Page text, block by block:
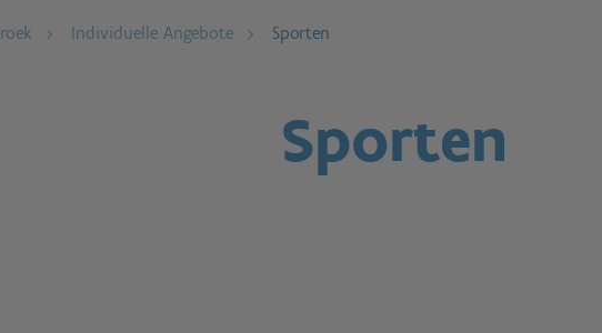
Individuelle Angebote Sporten
Sporten